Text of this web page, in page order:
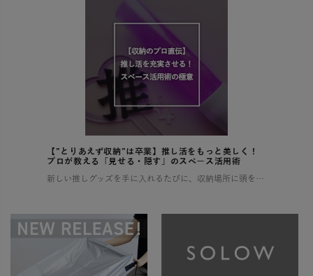
【”とりあえず収納”は卒業】推し活をもっと美しく！
プロが教える「見せる・隠す」のスペース活用術
新しい推しグッズを手に入れるたびに、収納場所に頭を悩ませていませんか？ 増え続けるコレクションで部屋が散らかり、せっかくの推し活もなんだか落ち着かない…そんな経験、きっと多くの「推し」を持つ方がされているはずです。 この […]